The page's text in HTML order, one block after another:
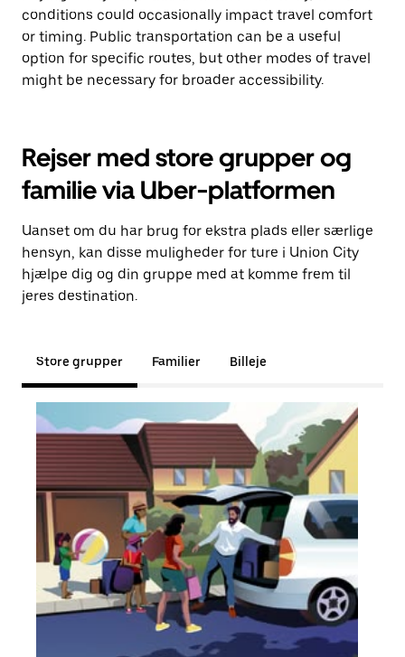
conditions could occasionally impact travel comfort
or timing. Public transportation can be a useful
option for specific routes, but other modes of travel
might be necessary for broader accessibility.
Rejser med store grupper og
familie via Uber-platformen
Uanset om du har brug for ekstra plads eller særlige
hensyn, kan disse muligheder for ture i Union City
hjælpe dig og din gruppe med at komme frem til
jeres destination.
Store grupper Familier Billeje